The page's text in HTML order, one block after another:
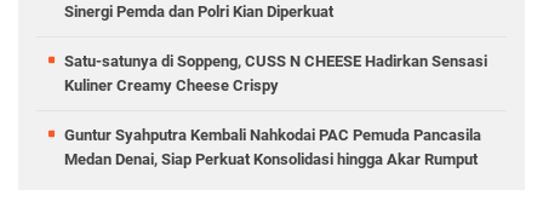
Sinergi Pemda dan Polri Kian Diperkuat
Satu-satunya di Soppeng, CUSS N CHEESE Hadirkan Sensasi
Kuliner Creamy Cheese Crispy
Guntur Syahputra Kembali Nahkodai PAC Pemuda Pancasila
Medan Denai, Siap Perkuat Konsolidasi hingga Akar Rumput